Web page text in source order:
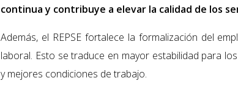
continua y contribuye a elevar la calidad de los
Además, el REPSE fortalece la formalización del
laboral. Esto se traduce en mayor estabilidad para
y mejores condiciones de trabajo.